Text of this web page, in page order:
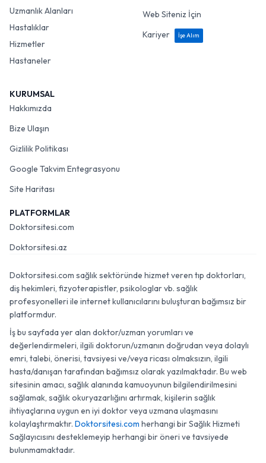
Uzmanlık Alanları
Hastalıklar
Hizmetler
Hastaneler
Web Siteniz İçin
Kariyer
İşe Alım
KURUMSAL
Hakkımızda
Bize Ulaşın
Gizlilik Politikası
Google Takvim Entegrasyonu
Site Haritası
PLATFORMLAR
Doktorsitesi.com
Doktorsitesi.az
Doktorsitesi.com sağlık sektöründe hizmet veren tıp doktorları,
diş hekimleri, fizyoterapistler, psikologlar vb. sağlık
profesyonelleri ile internet kullanıcılarını buluşturan bağımsız bir
platformdur.
İş bu sayfada yer alan doktor/uzman yorumları ve
değerlendirmeleri, ilgili doktorun/uzmanın doğrudan veya dolaylı
emri, talebi, önerisi, tavsiyesi ve/veya ricası olmaksızın, ilgili
hasta/danışan tarafından bağımsız olarak yazılmaktadır. Bu web
sitesinin amacı, sağlık alanında kamuoyunun bilgilendirilmesini
sağlamak, sağlık okuryazarlığını artırmak, kişilerin sağlık
ihtiyaçlarına uygun en iyi doktor veya uzmana ulaşmasını
kolaylaştırmaktır. Doktorsitesi.com herhangi bir Sağlık Hizmeti
Sağlayıcısını desteklemeyip herhangi bir öneri ve tavsiyede
bulunmamaktadır.